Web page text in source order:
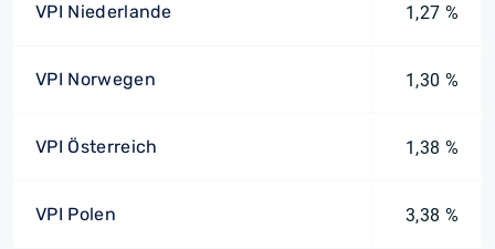
VPI Niederlande 1,27 %
VPI Norwegen 1,30 %
VPI Österreich 1,38 %
VPI Polen 3,38 %